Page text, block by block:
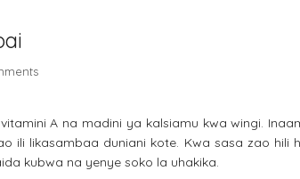
A na madini ya kalsiamu kwa wingi.
ili likasambaa duniani kote. Kwa sasa zao hili
kubwa na yenye soko la uhakika.